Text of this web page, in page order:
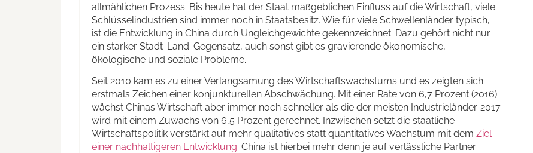
allmählichen Prozess. Bis heute hat der Staat maßgeblichen Einfluss auf die Wirtschaft, viele
Schlüsselindustrien sind immer noch in Staatsbesitz. Wie für viele Schwellenländer typisch,
ist die Entwicklung in China durch Ungleichgewichte gekennzeichnet. Dazu gehört nicht nur
ein starker Stadt-Land-Gegensatz, auch sonst gibt es gravierende ökonomische,
ökologische und soziale Probleme.
Seit 2010 kam es zu einer Verlangsamung des Wirtschaftswachstums und es zeigten sich
erstmals Zeichen einer konjunkturellen Abschwächung. Mit einer Rate von 6,7 Prozent (2016)
wächst Chinas Wirtschaft aber immer noch schneller als die der meisten Industrieländer. 2017
wird mit einem Zuwachs von 6,5 Prozent gerechnet. Inzwischen setzt die staatliche
Wirtschaftspolitik verstärkt auf mehr qualitatives statt quantitatives Wachstum mit dem Ziel
einer nachhaltigeren Entwicklung. China ist hierbei mehr denn je auf verlässliche Partner